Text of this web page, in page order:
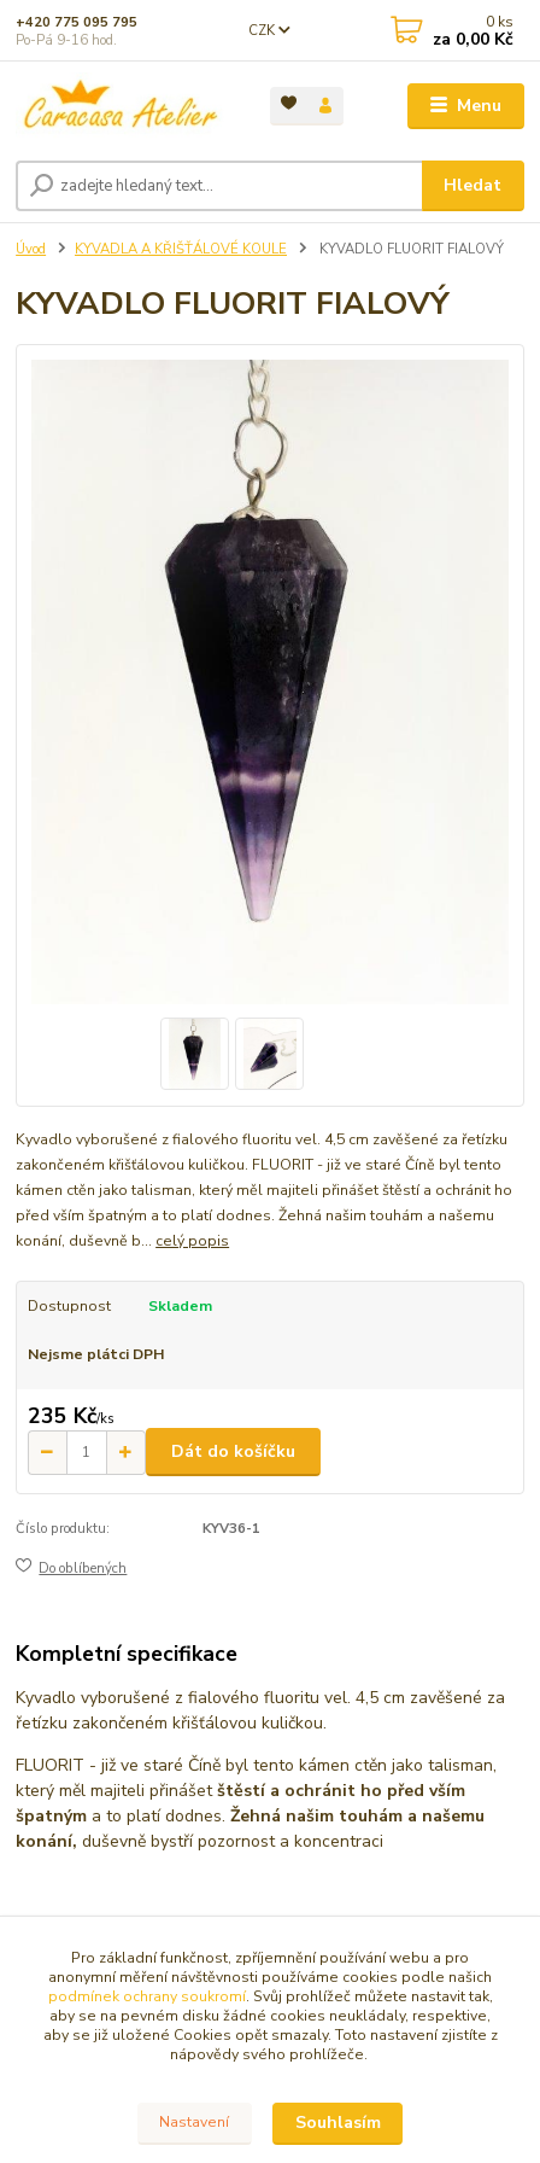
Menu
CZK
Hledat
+420 775 095 795
Po-Pá 9-16 hod.
0 ks
za 0,00 Kč
Úvod KYVADLA A KŘIŠŤÁLOVÉ KOULE KYVADLO FLUORIT FIALOVÝ
KYVADLO FLUORIT FIALOVÝ
Kyvadlo vyborušené z fialového fluoritu vel. 4,5 cm zavěšené za řetízku
zakončeném křišťálovou kuličkou. FLUORIT - již ve staré Číně byl tento
kámen ctěn jako talisman, který měl majiteli přinášet štěstí a ochránit ho
před vším špatným a to platí dodnes. Žehná našim touhám a našemu
konání, duševně b... celý popis
Dostupnost Skladem
Nejsme plátci DPH
235 Kč/ks
Dát do košíčku
Číslo produktu: KYV36-1
Do oblíbených
Kompletní specifikace
Kyvadlo vyborušené z fialového fluoritu vel. 4,5 cm zavěšené za
řetízku zakončeném křišťálovou kuličkou.
FLUORIT - již ve staré Číně byl tento kámen ctěn jako talisman,
který měl majiteli přinášetštěstí a ochránit ho před vším
špatným a to platí dodnes.Žehná našim touhám a našemu
konání, duševně bystří pozornost a koncentraci
MAGIE, RITUÁLY, VĚŠTĚNÍ
KYVADLA / PYRAMIDY / ŠPICE
KAMENY PODLE DRUHU
Pro základní funkčnost, zpříjemnění používání webu a pro
anonymní měření návštěvnosti používáme cookies podle našich
podmínek ochrany soukromí. Svůj prohlížeč můžete nastavit tak,
aby se na pevném disku žádné cookies neukládaly, respektive,
aby se již uložené Cookies opět smazaly. Toto nastavení zjistíte z
nápovědy svého prohlížeče.
Nastavení Souhlasím